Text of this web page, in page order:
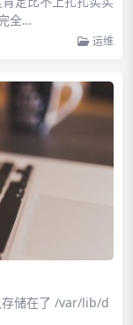
全…
运维
存储在了 /var/lib/d